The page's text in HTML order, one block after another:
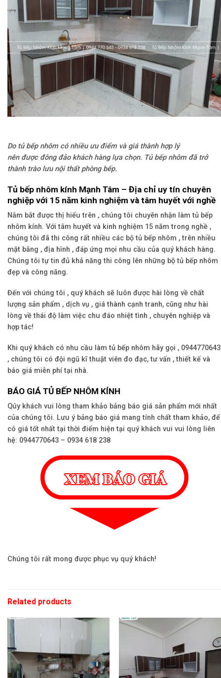
Do tủ bếp nhôm có nhiều ưu điểm và giá thành hợp lý
nên được đông đảo khách hàng lựa chọn. Tủ bếp nhôm đã trở
thành trào lưu nội thất phòng bếp.
Tủ bếp nhôm kính Mạnh Tâm – Địa chỉ uy tín chuyên
nghiệp với 15 năm kinh nghiệm và tâm huyết với nghề
Nắm bắt được thị hiếu trên , chúng tôi chuyên nhận làm tủ bếp
nhôm kính. Với tâm huyết và kinh nghiệm 15 năm trong nghề ,
chúng tôi đã thi công rất nhiều các bộ tủ bếp nhôm , trên nhiều
mặt bằng , địa hình , đáp ứng mọi nhu cầu của quý khách hàng.
Chúng tôi tự tin đủ khả năng thi công lên những bộ tủ bếp nhôm
đẹp và công năng.
Đến với chúng tôi , quý khách sẽ luôn được hài lòng về chất
lượng sản phẩm , dịch vụ , giá thành cạnh tranh, cũng như hài
lòng về thái độ làm việc chu đáo nhiệt tình , chuyên nghiệp và
hợp tác!
Khi quý khách có nhu cầu làm tủ bếp nhôm hãy gọi , 0944770643
, chúng tôi có đội ngũ kĩ thuật viên đo đạc, tư vấn , thiết kế và
báo giá miễn phí tại nhà.
BÁO GIÁ TỦ BẾP NHÔM KÍNH
Qúy khách vui lòng tham khảo bảng báo giá sản phẩm mới nhất
của chúng tôi. Lưu ý bảng báo giá mang tính chất tham khảo, để
có giá tốt nhất tại thời điểm hiện tại quý khách vui vui lòng liên
hệ: 0944770643 – 0934 618 238
Chúng tôi rất mong được phục vụ quý khách!
Related products